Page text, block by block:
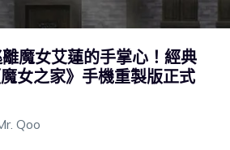
離魔女艾蓮的手掌心！經典
女之家》手機重製版正式
Qoo